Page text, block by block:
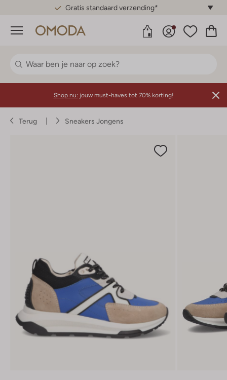
Gratis standaard verzending*
Menu
Shop nu: jouw must-haves tot 70% korting!
Terug Sneakers Jongens